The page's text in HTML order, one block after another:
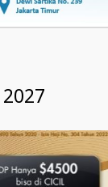
2027